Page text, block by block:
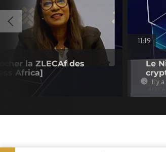
la ZLECAf des
Africa]
11:19
Le
Il y